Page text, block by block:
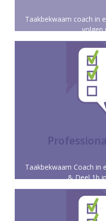
Taakbekwaam coach in
volgen
Taakbekwaam Coach in
& Deel 1b
Een solide basis
resultaatgericht